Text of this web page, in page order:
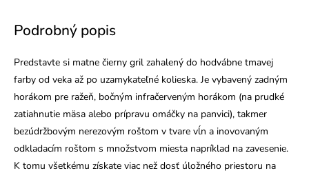
Podrobný popis
Predstavte si matne čierny gril zahalený do hodvábne tmavej
farby od veka až po uzamykateľné kolieska. Je vybavený zadným
horákom pre ražeň, bočným infračerveným horákom (na prudké
zatiahnutie mäsa alebo prípravu omáčky na panvici), takmer
bezúdržbovým nerezovým roštom v tvare vĺn a inovovaným
odkladacím roštom s množstvom miesta napríklad na zavesenie.
K tomu všetkému získate viac než dosť úložného priestoru na